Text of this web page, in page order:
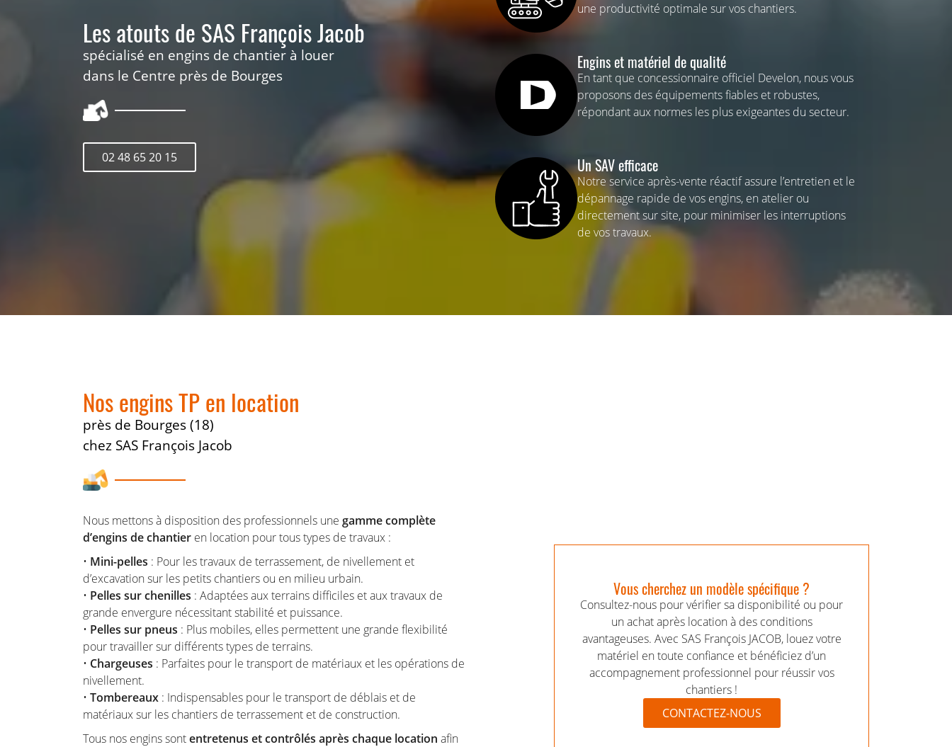
Les atouts de SAS François Jacob
spécialisé en engins de chantier à louer
dans le Centre près de Bourges
02 48 65 20 15
une productivité optimale sur vos chantiers.
Engins et matériel de qualité
En tant que concessionnaire officiel Develon, nous vous
proposons des équipements fiables et robustes,
répondant aux normes les plus exigeantes du secteur.
Un SAV efficace
Notre service après-vente réactif assure l’entretien et le
dépannage rapide de vos engins, en atelier ou
directement sur site, pour minimiser les interruptions
de vos travaux.
Nos engins TP en location
près de Bourges (18)
chez SAS François Jacob
Nous mettons à disposition des professionnels une gamme complète
d’engins de chantier en location pour tous types de travaux :
• Mini-pelles : Pour les travaux de terrassement, de nivellement et
d’excavation sur les petits chantiers ou en milieu urbain.
• Pelles sur chenilles : Adaptées aux terrains difficiles et aux travaux de
grande envergure nécessitant stabilité et puissance.
• Pelles sur pneus : Plus mobiles, elles permettent une grande flexibilité
pour travailler sur différents types de terrains.
• Chargeuses : Parfaites pour le transport de matériaux et les opérations de
nivellement.
• Tombereaux : Indispensables pour le transport de déblais et de
matériaux sur les chantiers de terrassement et de construction.
Tous nos engins sontentretenus et contrôlés après chaque location afin
Vous cherchez un modèle spécifique ?
Consultez-nous pour vérifier sa disponibilité ou pour
un achat après location à des conditions
avantageuses. Avec SAS François JACOB, louez votre
matériel en toute confiance et bénéficiez d’un
accompagnement professionnel pour réussir vos
chantiers !
CONTACTEZ-NOUS